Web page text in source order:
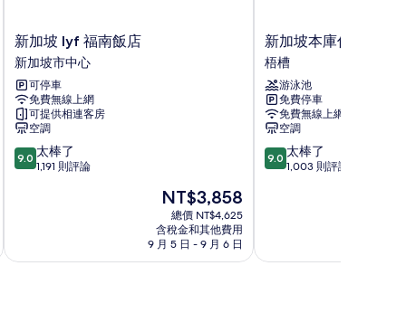
新
加
坡
lyf
福
南
飯
店
新
新加坡 lyf 福南飯店
新加坡市中心
可停車
免費無線上網
可提供相連客房
空調
9.0
分，
棒
9.0 太棒了
1,191 則評論
現
在
價
格
為
NT$3,858
總價 NT$4,625
含稅金和其他費用
9 月 5 日 - 9 月 6 日
新
加
坡
本
庫
倫
Oakwood
飯
店
新加坡本庫倫
梧槽
游泳池
免費停車
免費無線上網
空調
9.0
分，
棒
9.0 太棒了
1,003 則評論